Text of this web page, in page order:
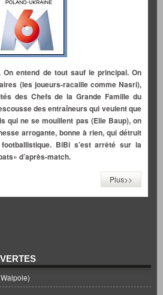
On entend de tout sauf le principal. On
(les joueurs-racaille comme Nasri),
des Chefs de la Grande Famille du
des entraîneurs qui veulent que
qui ne se mouillent pas (Elie Baup), on
arrogante, bonne à rien, qui détruit
BiBi s’est arrêté sur la
d’après-match.
Plus>>